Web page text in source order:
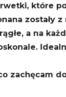
które
zostały
a na
zachęcam